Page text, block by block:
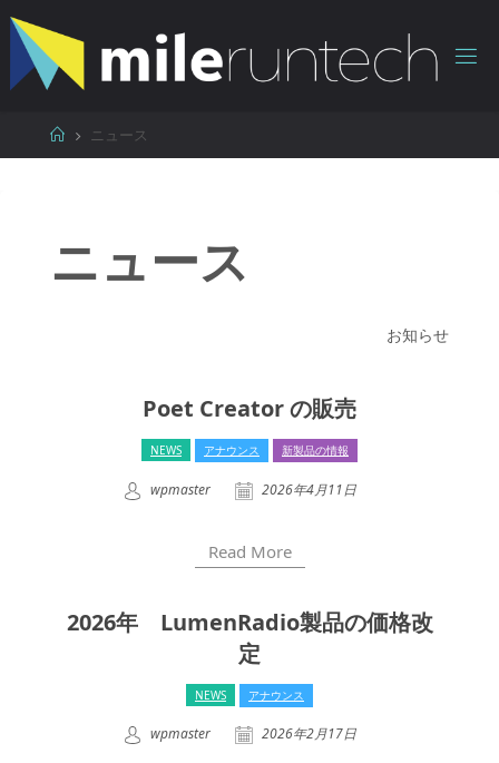
コ
ン
ホ
ー
ニュース
ニュース
お知らせ
Poet Creator の販売
NEWS アナウンス 新製品の情報
wpmaster 2026年4月11日
Read More
2026年 LumenRadio製品の価格改
定
NEWS アナウンス
wpmaster 2026年2月17日